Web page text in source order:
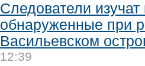
Следователи изучат
обнаруженные при
Васильевском
12:39